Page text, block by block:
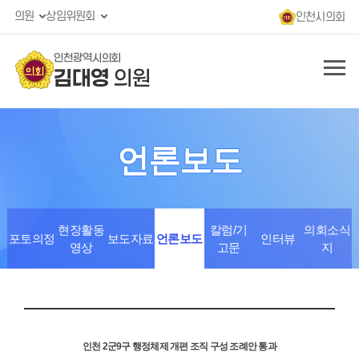
의원 상임위원회 인천시의회
인천광역시의회
김대영 의원
언론보도
포토의정
현장활동
영상
보도자료 언론보도
칼럼/기
고문
인터뷰
의회소식
지
인천 2군9구 행정체제 개편 조직 구성 조례안 통과